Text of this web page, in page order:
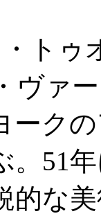
トゥ
ヴァ
ーク
。51
的な